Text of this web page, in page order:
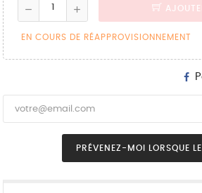
EN COURS DE RÉAPPROVISIONNEMENT
PRÉVENEZ-MOI LORSQUE